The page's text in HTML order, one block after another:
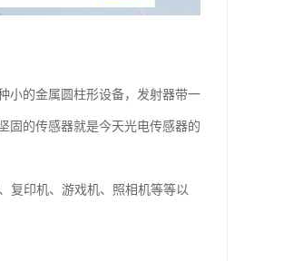
小的金属圆柱形设备，发射器带一
固的传感器就是今天光电传感器的
复印机、游戏机、照相机等等以